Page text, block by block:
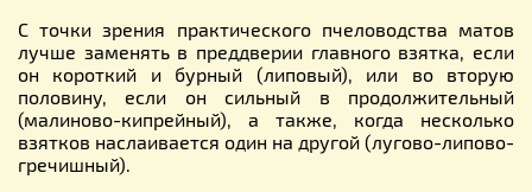
С точки зрения практического пчеловодства матов
лучше заменять в преддверии главного взятка, если
он короткий и бурный (липовый), или во вторую
половину, если он сильный в продолжительный
(малиново-кипрейный), а также, когда несколько
взятков наслаивается один на другой (лугово-липово-
гречишный).